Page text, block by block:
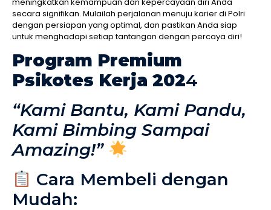
secara signifikan. Mulailah perjalanan menuju karier di Polri
dengan persiapan yang optimal, dan pastikan Anda siap
untuk menghadapi setiap tantangan dengan percaya diri!
Program Premium
Psikotes Kerja 2024
“Kami Bantu, Kami Pandu,
Kami Bimbing Sampai
Amazing!”
Cara Membeli dengan
Mudah: